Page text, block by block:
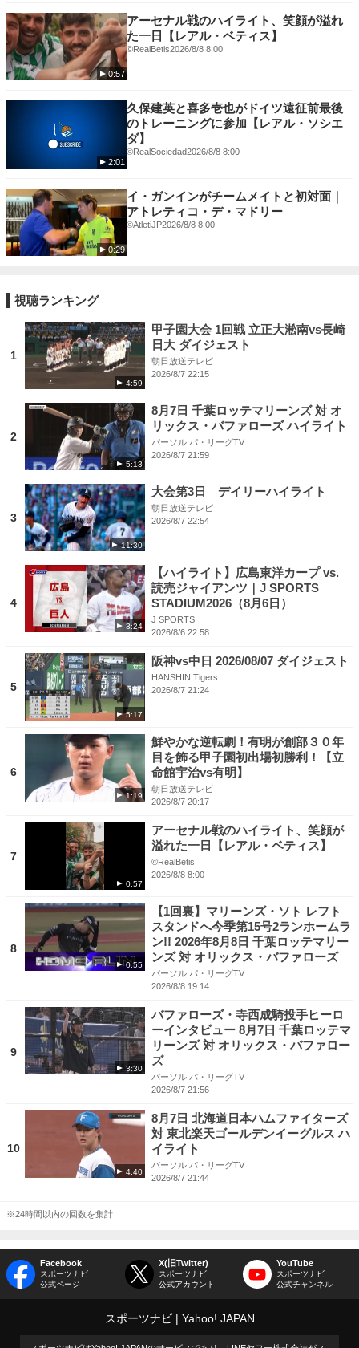
🟥FAコミュニティ・シールド
🟨スーペルコパ・デ・エスパーニャ
📺その他、ハイライト番組や過去映像なども充実📺
★「サッカーパック」概要
月額2,600円で上記の豊富なコンテンツを
お楽しみいただけるサッカーに特化したプランです。
下記ページより加入いただくと、初月1,400円で
お得にお楽しみいただくことができます✨
↓
詳細はこちら👉https://www.video.unext.jp/lp/football_pack?
cid=D33377&rid=SR00671&adid=XXX&utm_source=youtube&utm_mediu
m=social&utm_campaign=youtube_title_football&utm_content=SR0067
0:57
アーセナル戦のハイライト、笑顔が溢れ
た一日【レアル・ベティス】
©RealBetis2026/8/8 8:00
2:01
久保建英と喜多壱也がドイツ遠征前最後
のトレーニングに参加【レアル・ソシエ
ダ】
©RealSociedad2026/8/8 8:00
0:29
イ・ガンインがチームメイトと初対面｜
アトレティコ・デ・マドリー
©️AtletiJP2026/8/8 8:00
視聴ランキング
1
4:59
甲子園大会 1回戦 立正大淞南vs長崎
日大 ダイジェスト
朝日放送テレビ
2026/8/7 22:15
2
5:13
8月7日 千葉ロッテマリーンズ 対 オ
リックス・バファローズ ハイライト
パーソル パ・リーグTV
2026/8/7 21:59
3
11:30
大会第3日 デイリーハイライト
朝日放送テレビ
2026/8/7 22:54
4
3:24
【ハイライト】広島東洋カープ vs.
読売ジャイアンツ｜J SPORTS
STADIUM2026（8月6日）
J SPORTS
2026/8/6 22:58
5
5:17
阪神vs中日 2026/08/07 ダイジェスト
HANSHIN Tigers.
2026/8/7 21:24
6
1:19
鮮やかな逆転劇！有明が創部３０年
目を飾る甲子園初出場初勝利！【立
命館宇治vs有明】
朝日放送テレビ
2026/8/7 20:17
7
0:57
アーセナル戦のハイライト、笑顔が
溢れた一日【レアル・ベティス】
©RealBetis
2026/8/8 8:00
8
0:55
【1回裏】マリーンズ・ソト レフト
スタンドへ今季第15号2ランホームラ
ン!! 2026年8月8日 千葉ロッテマリー
ンズ 対 オリックス・バファローズ
パーソル パ・リーグTV
2026/8/8 19:14
9
3:30
バファローズ・寺西成騎投手ヒーロ
ーインタビュー 8月7日 千葉ロッテマ
リーンズ 対 オリックス・バファロー
ズ
パーソル パ・リーグTV
2026/8/7 21:56
10
4:40
8月7日 北海道日本ハムファイターズ
対 東北楽天ゴールデンイーグルス ハ
イライト
パーソル パ・リーグTV
2026/8/7 21:44
※24時間以内の回数を集計
Facebook
スポーツナビ
公式ページ
X(旧Twitter)
スポーツナビ
公式アカウント
YouTube
スポーツナビ
公式チャンネル
スポーツナビ Yahoo! JAPAN